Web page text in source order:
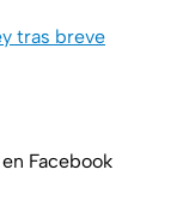
tras breve
Facebook